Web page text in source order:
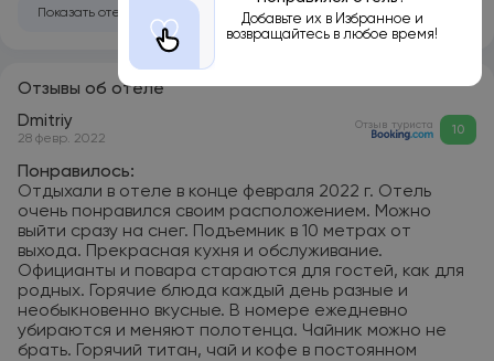
Добавьте их в Избранное и
возвращайтесь в любое время!
Показать отель на карте
Отзывы об отеле
Dmitriy
28 февр. 2022
Отзыв туриста 10
Понравилось:
Отдыхали в отеле в конце февраля 2022 г. Отель
очень понравился своим расположением. Можно
выйти сразу на снег. Подъемник в 10 метрах от
выхода. Прекрасная кухня и обслуживание.
Официанты и повара стараются для гостей, как для
родных. Горячие блюда каждый день разные и
необыкновенно вкусные. В номере ежедневно
убираются и меняют полотенца. Чайник можно не
брать. Горячий титан, чай и кофе в постоянном